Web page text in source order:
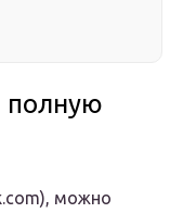
полную
можно